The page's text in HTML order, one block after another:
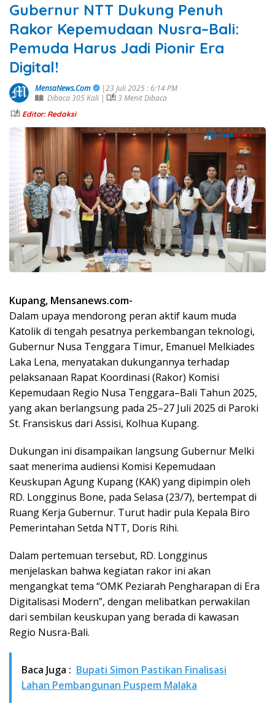
Gubernur NTT Dukung Penuh
Rakor Kepemudaan Nusra–Bali:
Pemuda Harus Jadi Pionir Era
Digital!
MensaNews.Com
|23 Juli 2025 : 6:14 PM
Dibaca 305 Kali |
3 Menit Dibaca
Editor: Redaksi
Kupang, Mensanews.com-
Dalam upaya mendorong peran aktif kaum muda
Katolik di tengah pesatnya perkembangan teknologi,
Gubernur Nusa Tenggara Timur, Emanuel Melkiades
Laka Lena, menyatakan dukungannya terhadap
pelaksanaan Rapat Koordinasi (Rakor) Komisi
Kepemudaan Regio Nusa Tenggara–Bali Tahun 2025,
yang akan berlangsung pada 25–27 Juli 2025 di Paroki
St. Fransiskus dari Assisi, Kolhua Kupang.
Dukungan ini disampaikan langsung Gubernur Melki
saat menerima audiensi Komisi Kepemudaan
Keuskupan Agung Kupang (KAK) yang dipimpin oleh
RD. Longginus Bone, pada Selasa (23/7), bertempat di
Ruang Kerja Gubernur. Turut hadir pula Kepala Biro
Pemerintahan Setda NTT, Doris Rihi.
Dalam pertemuan tersebut, RD. Longginus
menjelaskan bahwa kegiatan rakor ini akan
mengangkat tema “OMK Peziarah Pengharapan di Era
Digitalisasi Modern”, dengan melibatkan perwakilan
dari sembilan keuskupan yang berada di kawasan
Regio Nusra-Bali.
Baca Juga : Bupati Simon Pastikan Finalisasi
Lahan Pembangunan Puspem Malaka